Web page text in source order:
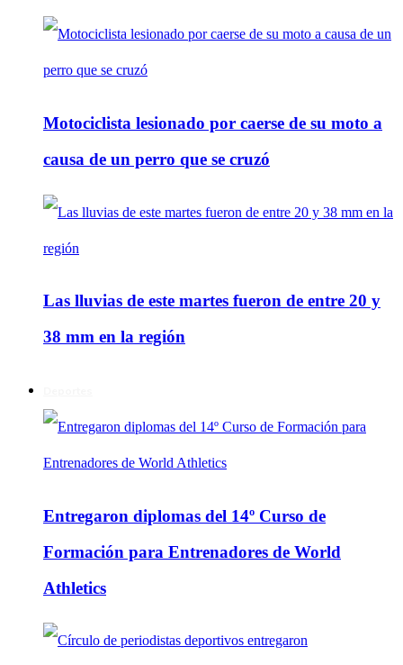
Motociclista lesionado por caerse de su moto a
causa de un perro que se cruzó
Las lluvias de este martes fueron de entre 20 y
38 mm en la región
Entregaron diplomas del 14º Curso de
Formación para Entrenadores de World
Athletics